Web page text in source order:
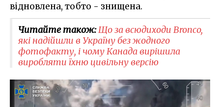
відновлена, тобто - знищена.
Читайте також:Що за всюдиходи Bronco,
які надійшли в Україну без жодного
фотофакту, і чому Канада вирішила
виробляти їхню цивільну версію